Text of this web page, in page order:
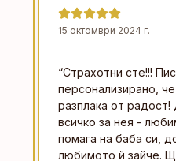
15 октомври 2024 г.
“Страхотни сте!!!
персонализирано,
разплака от
всичко за нея -
помага на баба си,
любимото й зайче.